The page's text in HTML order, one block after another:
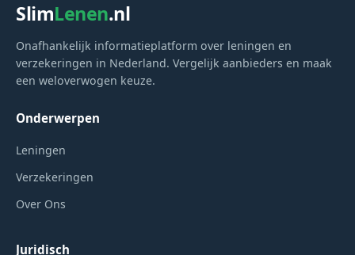
SlimLenen.nl
Onafhankelijk informatieplatform over leningen en
verzekeringen in Nederland. Vergelijk aanbieders en maak
een weloverwogen keuze.
Onderwerpen
Leningen
Verzekeringen
Over Ons
Juridisch